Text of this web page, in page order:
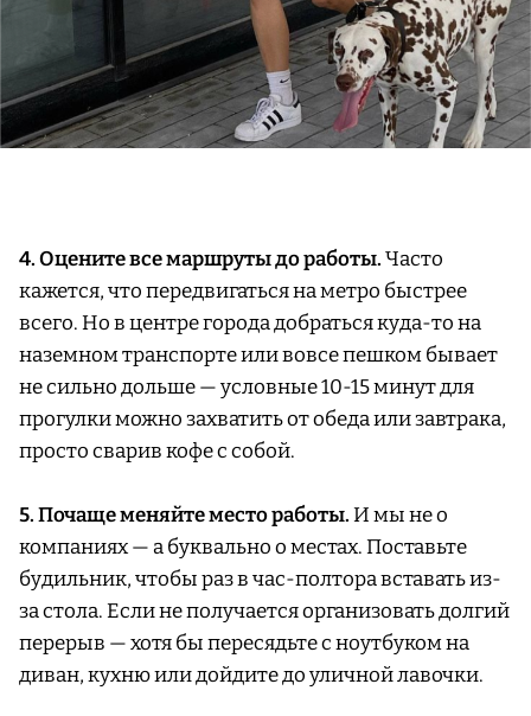
4. Оцените все маршруты до работы.Часто
кажется, что передвигаться на метро быстрее
всего. Но в центре города добраться куда-то на
наземном транспорте или вовсе пешком бывает
не сильно дольше — условные 10-15 минут для
прогулки можно захватить от обеда или завтрака,
просто сварив кофе с собой.
5. Почаще меняйте место работы.И мы не о
компаниях — а буквально о местах. Поставьте
будильник, чтобы раз в час-полтора вставать из-
за стола. Если не получается организовать долгий
перерыв — хотя бы пересядьте с ноутбуком на
диван, кухню или дойдите до уличной лавочки.